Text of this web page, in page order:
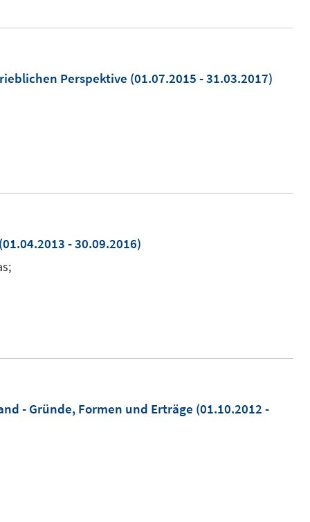
Perspektive (01.07.2015 - 31.03.2017)
- 30.09.2016)
- Gründe, Formen und Erträge (01.10.2012 -